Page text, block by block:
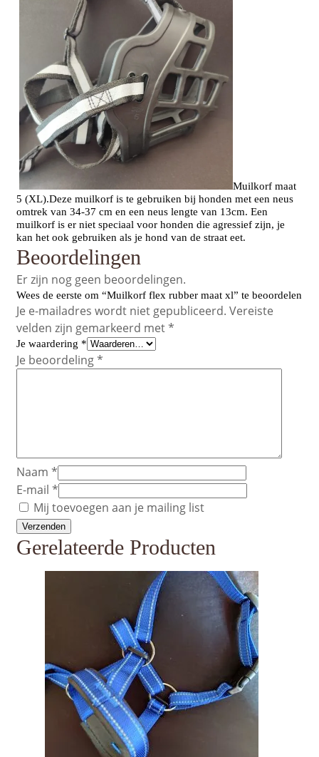
Muilkorf maat
5 (XL).Deze muilkorf is te gebruiken bij honden met een neus
omtrek van 34-37 cm en een neus lengte van 13cm. Een
muilkorf is er niet speciaal voor honden die agressief zijn, je
kan het ook gebruiken als je hond van de straat eet.
Beoordelingen
Er zijn nog geen beoordelingen.
Wees de eerste om “Muilkorf flex rubber maat xl” te beoordelen
Je e-mailadres wordt niet gepubliceerd. Vereiste
velden zijn gemarkeerd met*
Je waardering *
Je beoordeling*
Naam *
E-mail *
Mij toevoegen aan je mailing list
Gerelateerde Producten